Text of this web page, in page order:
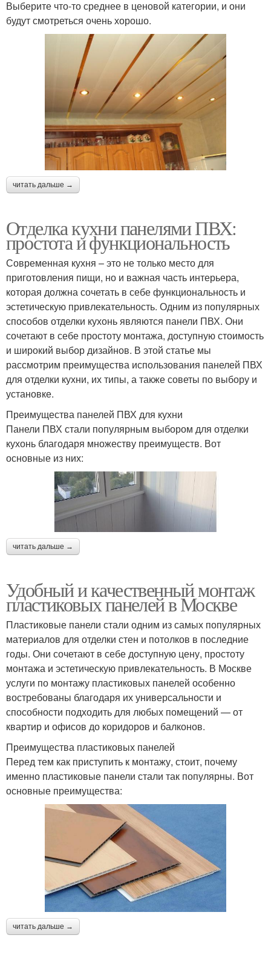
Выберите что-то среднее в ценовой категории, и они
будут смотреться очень хорошо.
читать дальше →
Отделка кухни панелями ПВХ:
простота и функциональность
Современная кухня – это не только место для
приготовления пищи, но и важная часть интерьера,
которая должна сочетать в себе функциональность и
эстетическую привлекательность. Одним из популярных
способов отделки кухонь являются панели ПВХ. Они
сочетают в себе простоту монтажа, доступную стоимость
и широкий выбор дизайнов. В этой статье мы
рассмотрим преимущества использования панелей ПВХ
для отделки кухни, их типы, а также советы по выбору и
установке.
Преимущества панелей ПВХ для кухни
Панели ПВХ стали популярным выбором для отделки
кухонь благодаря множеству преимуществ. Вот
основные из них:
читать дальше →
Удобный и качественный монтаж
пластиковых панелей в Москве
Пластиковые панели стали одним из самых популярных
материалов для отделки стен и потолков в последние
годы. Они сочетают в себе доступную цену, простоту
монтажа и эстетическую привлекательность. В Москве
услуги по монтажу пластиковых панелей особенно
востребованы благодаря их универсальности и
способности подходить для любых помещений — от
квартир и офисов до коридоров и балконов.
Преимущества пластиковых панелей
Перед тем как приступить к монтажу, стоит, почему
именно пластиковые панели стали так популярны. Вот
основные преимущества:
читать дальше →